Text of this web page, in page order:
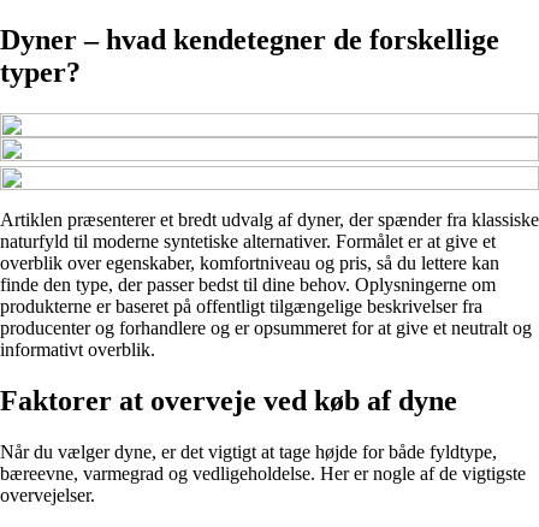
Dyner – hvad kendetegner de forskellige
typer?
Artiklen præsenterer et bredt udvalg af dyner, der spænder fra klassiske
naturfyld til moderne syntetiske alternativer. Formålet er at give et
overblik over egenskaber, komfortniveau og pris, så du lettere kan
finde den type, der passer bedst til dine behov. Oplysningerne om
produkterne er baseret på offentligt tilgængelige beskrivelser fra
producenter og forhandlere og er opsummeret for at give et neutralt og
informativt overblik.
Faktorer at overveje ved køb af dyne
Når du vælger dyne, er det vigtigt at tage højde for både fyldtype,
bæreevne, varmegrad og vedligeholdelse. Her er nogle af de vigtigste
overvejelser.